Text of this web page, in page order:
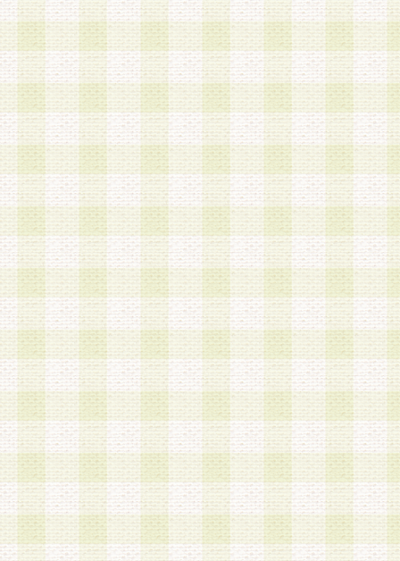
録を行うものとします。なお、義務教育学齢に該
者については、登録時に 当社が別途定める方法
権者による承認手続きを行うものとします。
第3条 会員の登録方法
1.会員登録手続きは、会員登録希望者本人が行う
る登録は一切認められないものとします。
2.会員登録希望者は、本規約に同意の後、当社指
画 面」において、当社が指定する必要事項を入
を行うものとします。当社は、会員登録を承認し
会員として本サービスを 受けるためのログイン
を付与します。
3.会員は、会員登録の際に申告する登録情報の全
いかなる虚偽の申告をも行ってはならないものと
4.会員は、複数のログインＩＤおよびパスワード
いものとします。
第4条 ログインIDおよびパスワードの管理
1.会員は、会員登録後、本サイト内にて本サービ
加する際には、前条に基づき当社から付与された
スワードを使用するものとします。
2.登録の際に当社が付与したログインIDおよびパ
の使用に関しては、全て会員本人がその責任を負